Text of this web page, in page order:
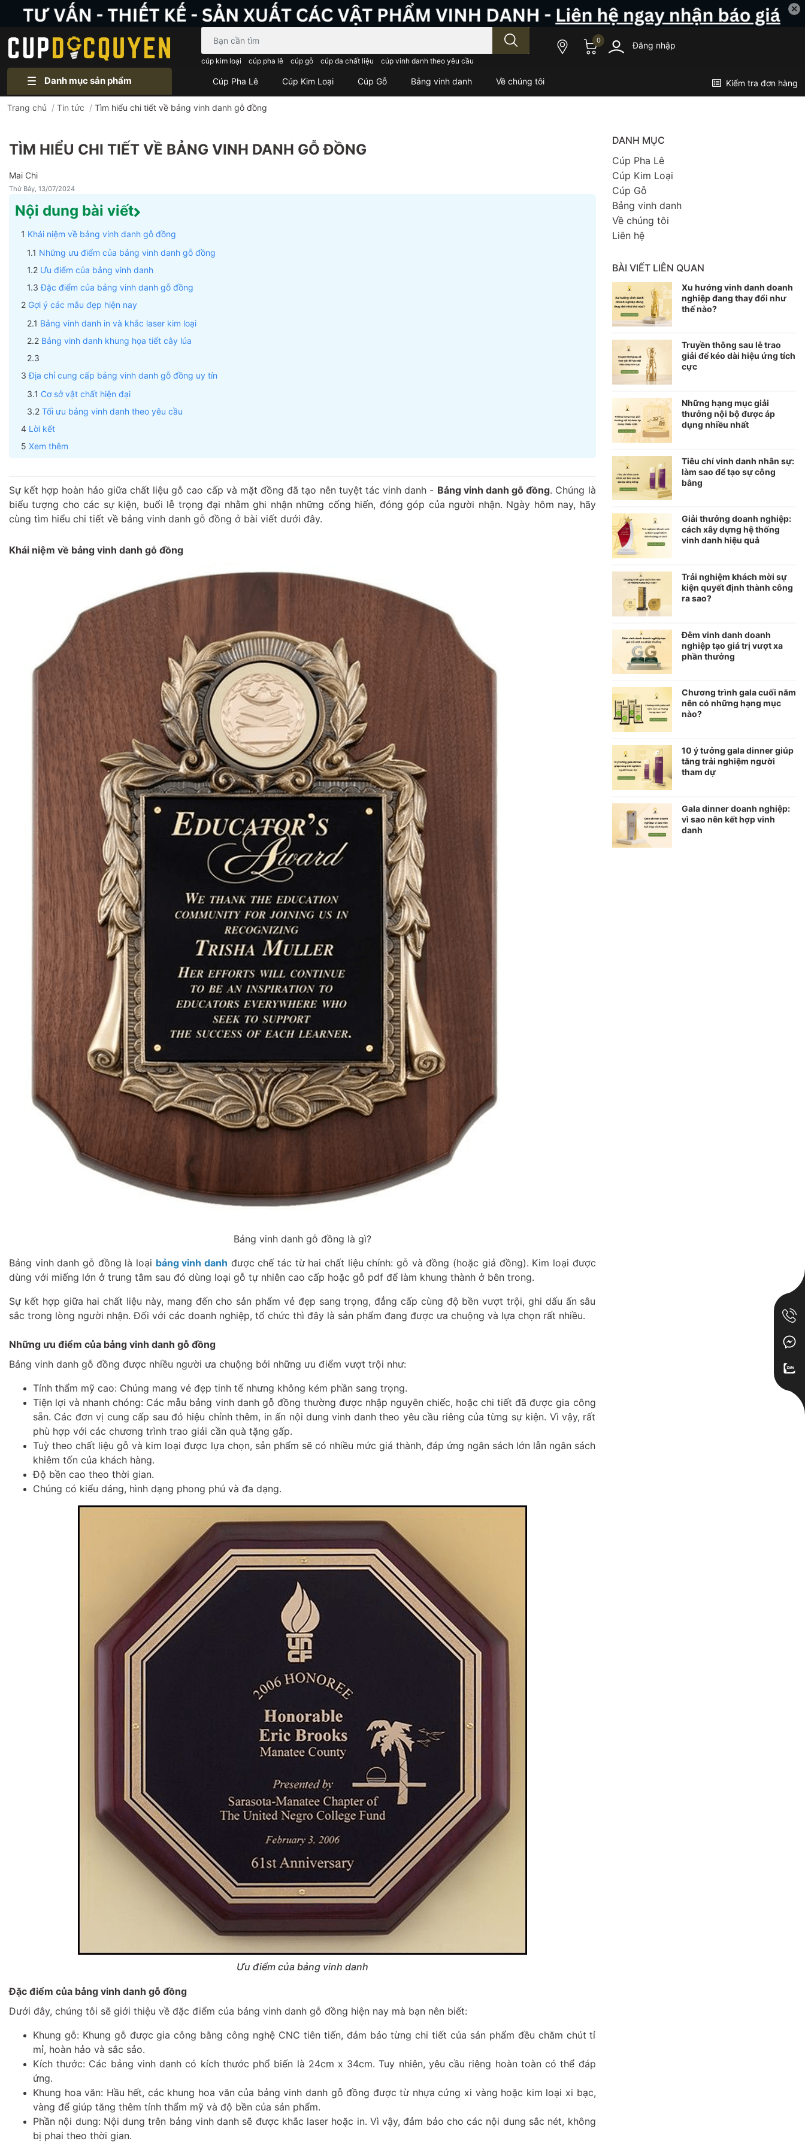
✕
cúp kim loại cúp pha lê cúp gỗ cúp đa chất liệu cúp vinh danh theo yêu cầu
0 Đăng nhập
Danh mục sản phẩm Cúp Pha Lê Cúp Kim Loại Cúp Gỗ Bảng vinh danh Về chúng tôi Kiểm tra đơn hàng
Trang chủ / Tin tức / Tìm hiểu chi tiết về bảng vinh danh gỗ đồng
TÌM HIỂU CHI TIẾT VỀ BẢNG VINH DANH GỖ ĐỒNG
Mai Chi
Thứ Bảy, 13/07/2024
Nội dung bài viết
Khái niệm về bảng vinh danh gỗ đồng
Những ưu điểm của bảng vinh danh gỗ đồng
Ưu điểm của bảng vinh danh
Đặc điểm của bảng vinh danh gỗ đồng
Gợi ý các mẫu đẹp hiện nay
Bảng vinh danh in và khắc laser kim loại
Bảng vinh danh khung họa tiết cây lúa
Địa chỉ cung cấp bảng vinh danh gỗ đồng uy tín
Cơ sở vật chất hiện đại
Tối ưu bảng vinh danh theo yêu cầu
Lời kết
Xem thêm
Sự kết hợp hoàn hảo giữa chất liệu gỗ cao cấp và mặt đồng đã tạo nên tuyệt tác vinh danh - Bảng vinh danh gỗ đồng. Chúng là
biểu tượng cho các sự kiện, buổi lễ trọng đại nhằm ghi nhận những cống hiến, đóng góp của người nhận. Ngày hôm nay, hãy
cùng tìm hiểu chi tiết về bảng vinh danh gỗ đồng ở bài viết dưới đây.
Khái niệm về bảng vinh danh gỗ đồng
Bảng vinh danh gỗ đồng là gì?
Bảng vinh danh gỗ đồng là loại bảng vinh danh được chế tác từ hai chất liệu chính: gỗ và đồng (hoặc giả đồng). Kim loại được
dùng với miếng lớn ở trung tâm sau đó dùng loại gỗ tự nhiên cao cấp hoặc gỗ pdf để làm khung thành ở bên trong.
Sự kết hợp giữa hai chất liệu này, mang đến cho sản phẩm vẻ đẹp sang trọng, đẳng cấp cùng độ bền vượt trội, ghi dấu ấn sâu
sắc trong lòng người nhận. Đối với các doanh nghiệp, tổ chức thì đây là sản phẩm đang được ưa chuộng và lựa chọn rất nhiều.
Những ưu điểm của bảng vinh danh gỗ đồng
Bảng vinh danh gỗ đồng được nhiều người ưa chuộng bởi những ưu điểm vượt trội như:
Tính thẩm mỹ cao: Chúng mang vẻ đẹp tinh tế nhưng không kém phần sang trọng.
Tiện lợi và nhanh chóng: Các mẫu bảng vinh danh gỗ đồng thường được nhập nguyên chiếc, hoặc chi tiết đã được gia công
sẵn. Các đơn vị cung cấp sau đó hiệu chỉnh thêm, in ấn nội dung vinh danh theo yêu cầu riêng của từng sự kiện. Vì vậy, rất
phù hợp với các chương trình trao giải cần quà tặng gấp.
Tuỳ theo chất liệu gỗ và kim loại được lựa chọn, sản phẩm sẽ có nhiều mức giá thành, đáp ứng ngân sách lớn lẫn ngân sách
khiêm tốn của khách hàng.
Độ bền cao theo thời gian.
Chúng có kiểu dáng, hình dạng phong phú và đa dạng.
Ưu điểm của bảng vinh danh
Đặc điểm của bảng vinh danh gỗ đồng
Dưới đây, chúng tôi sẽ giới thiệu về đặc điểm của bảng vinh danh gỗ đồng hiện nay mà bạn nên biết:
Khung gỗ: Khung gỗ được gia công bằng công nghệ CNC tiên tiến, đảm bảo từng chi tiết của sản phẩm đều chăm chút tỉ
mỉ, hoàn hảo và sắc sảo.
Kích thước: Các bảng vinh danh có kích thước phổ biến là 24cm x 34cm. Tuy nhiên, yêu cầu riêng hoàn toàn có thể đáp
ứng.
Khung hoa văn: Hầu hết, các khung hoa văn của bảng vinh danh gỗ đồng được từ nhựa cứng xi vàng hoặc kim loại xi bạc,
vàng để giúp tăng thêm tính thẩm mỹ và độ bền của sản phẩm.
Phần nội dung: Nội dung trên bảng vinh danh sẽ được khắc laser hoặc in. Vì vậy, đảm bảo cho các nội dung sắc nét, không
bị phai theo thời gian.
DANH MỤC
Cúp Pha Lê
Cúp Kim Loại
Cúp Gỗ
Bảng vinh danh
Về chúng tôi
Liên hệ
BÀI VIẾT LIÊN QUAN
Xu hướng vinh danh doanh
nghiệp đang thay đổi như
thế nào?
Truyền thông sau lễ trao
giải để kéo dài hiệu ứng tích
cực
Những hạng mục giải
thưởng nội bộ được áp
dụng nhiều nhất
Tiêu chí vinh danh nhân sự:
làm sao để tạo sự công
bằng
Giải thưởng doanh nghiệp:
cách xây dựng hệ thống
vinh danh hiệu quả
Trải nghiệm khách mời sự
kiện quyết định thành công
ra sao?
Đêm vinh danh doanh
nghiệp tạo giá trị vượt xa
phần thưởng
Chương trình gala cuối năm
nên có những hạng mục
nào?
10 ý tưởng gala dinner giúp
tăng trải nghiệm người
tham dự
Gala dinner doanh nghiệp:
vì sao nên kết hợp vinh
danh